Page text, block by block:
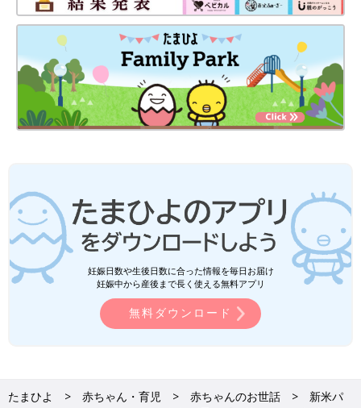
妊娠日数や生後日数に合った情報を毎日お届け
妊娠中から産後まで長く使える無料アプリ
無料ダウンロード
たまひよ 赤ちゃん・育児 赤ちゃんのお世話
新米パ